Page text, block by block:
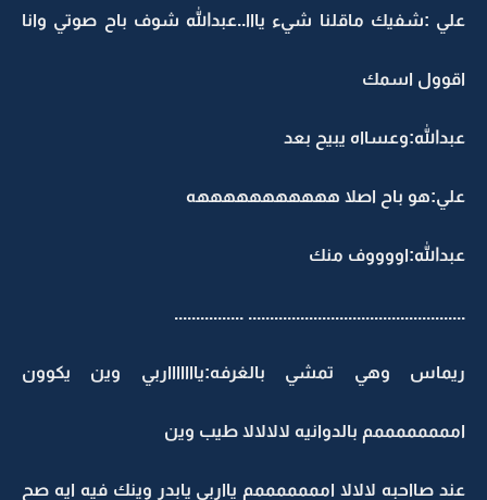
علي :شفيك ماقلنا شيء يااا..عبدالله شوف باح صوتي وانا
اقوول اسمك
عبدالله:وعسااه يبيح بعد
علي:هو باح اصلا هههههههههههه
عبدالله:اووووف منك
..................................................
................
ريماس وهي تمشي بالغرفه:ياااااااربي وين يكوون
اممممممممم بالدوانيه لالالالا طيب وين
عند صااحبه لالالا امممممممم يااربي يابدر وينك فيه ايه صح